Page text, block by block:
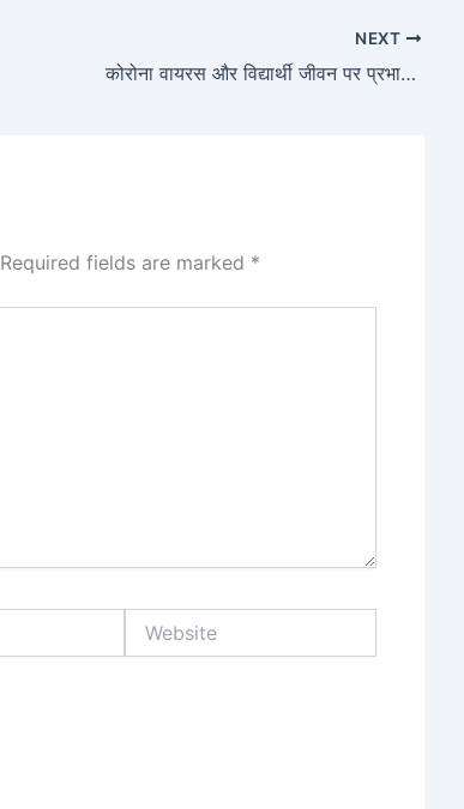
NEXT
कोरोना वायरस और विद्यार्थी जीवन पर प्रभाव निबंध
Required fields are marked *